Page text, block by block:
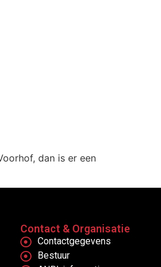
dan is er een
Contact & Organisatie
Contactgegevens
Bestuur